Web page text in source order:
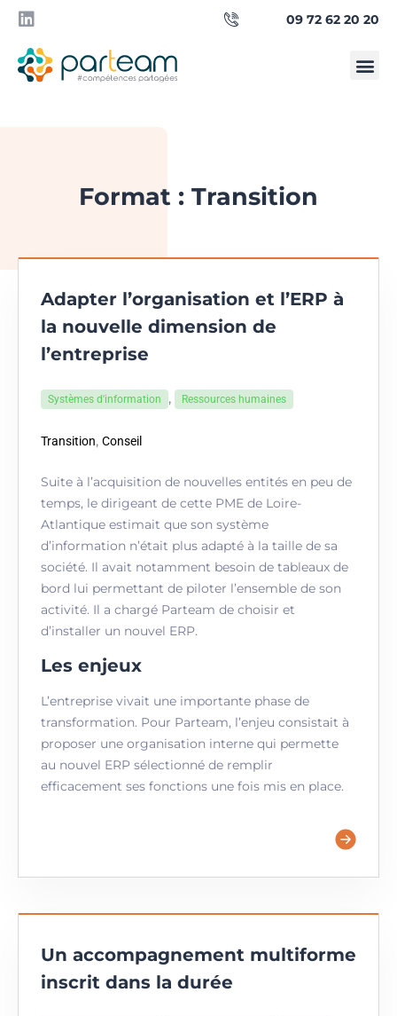
09 72 62 20 20
Format : Transition
Adapter l’organisation et l’ERP à
la nouvelle dimension de
l’entreprise
Systèmes d'information , Ressources humaines
Transition, Conseil
Suite à l’acquisition de nouvelles entités en peu de
temps, le dirigeant de cette PME de Loire-
Atlantique estimait que son système
d’information n’était plus adapté à la taille de sa
société. Il avait notamment besoin de tableaux de
bord lui permettant de piloter l’ensemble de son
activité. Il a chargé Parteam de choisir et
d’installer un nouvel ERP.
Les enjeux
L’entreprise vivait une importante phase de
transformation. Pour Parteam, l’enjeu consistait à
proposer une organisation interne qui permette
au nouvel ERP sélectionné de remplir
efficacement ses fonctions une fois mis en place.
Un accompagnement multiforme
inscrit dans la durée